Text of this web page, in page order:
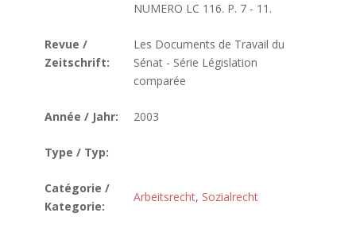
NUMERO LC 116. P. 7 - 11.
Revue /
Zeitschrift:
Les Documents de Travail du
Sénat - Série Législation
comparée
Année / Jahr: 2003
Type / Typ:
Catégorie /
Kategorie:
Arbeitsrecht, Sozialrecht